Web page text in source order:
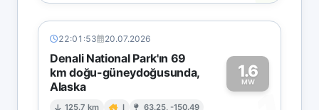
22:01:53 20.07.2026
Denali National Park'ın 69
km doğu-güneydoğusunda,
Alaska
125.7 km I 63.25, -150.49
1.6
MW